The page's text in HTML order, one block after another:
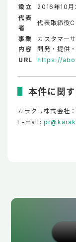
設立
2016年10月
代表
者
代表取締役
事業
内容
カスタマー
開発・提
URL
https://
本件に関
カラクリ株式会社
E-mail: